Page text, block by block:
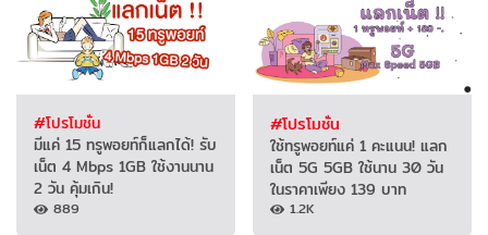
#โปรโมชั่น
มีแค่ 15 ทรูพอยท์ก็แลกได้! รับ
เน็ต 4 Mbps 1GB ใช้งานนาน
2 วัน คุ้มเกิน!
889
#โปรโมชั่น
ใช้ทรูพอยท์แค่ 1 คะแนน! แลก
เน็ต 5G 5GB ใช้นาน 30 วัน
ในราคาเพียง 139 บาท
1.2K